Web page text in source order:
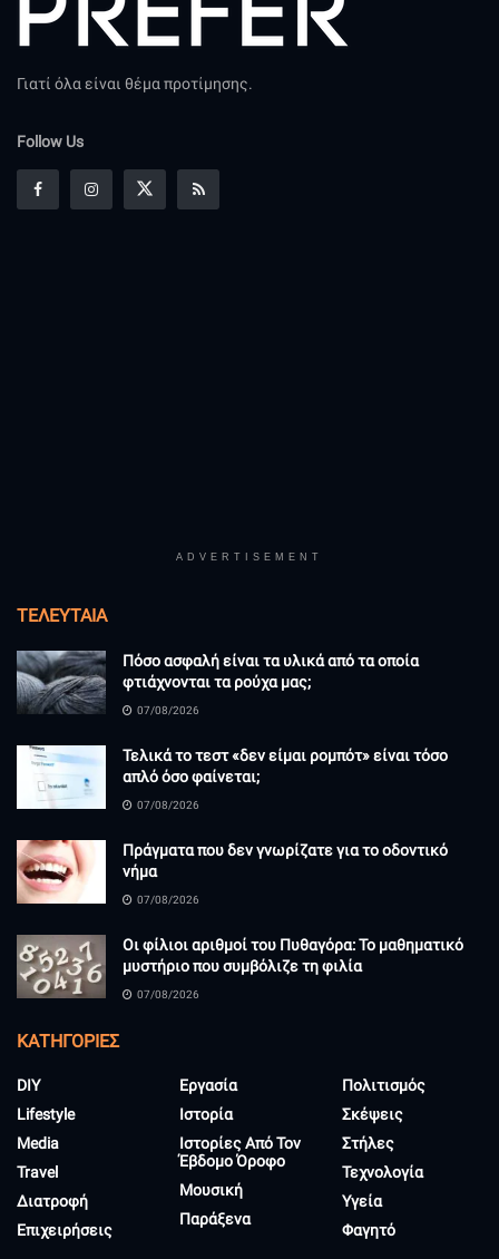
Γιατί όλα είναι θέμα προτίμησης.
Follow Us
ADVERTISEMENT
ΤΕΛΕΥΤΑΊΑ
Πόσο ασφαλή είναι τα υλικά από τα οποία
φτιάχνονται τα ρούχα μας;
07/08/2026
Τελικά το τεστ «δεν είμαι ρομπότ» είναι τόσο
απλό όσο φαίνεται;
07/08/2026
Πράγματα που δεν γνωρίζατε για το οδοντικό
νήμα
07/08/2026
Οι φίλιοι αριθμοί του Πυθαγόρα: Το μαθηματικό
μυστήριο που συμβόλιζε τη φιλία
07/08/2026
KΑΤΗΓΟΡΊΕΣ
DIY
Lifestyle
Media
Travel
Διατροφή
Επιχειρήσεις
Εργασία
Ιστορία
Ιστορίες Από Τον
Έβδομο Όροφο
Μουσική
Παράξενα
Πολιτισμός
Σκέψεις
Στήλες
Τεχνολογία
Υγεία
Φαγητό